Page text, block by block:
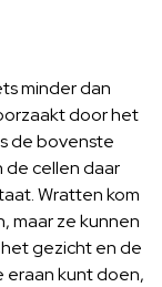
minder dan
door het
de bovenste
de cellen daar
Wratten kom
maar ze kunnen
gezicht en de
eraan kunt doen,